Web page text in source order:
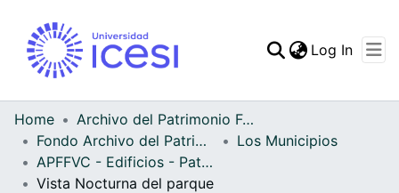
Statistics
Log In
Home
Archivo del Patrimonio Fotográfico y Fílmico del Valle del Cauca
Fondo Archivo del Patrimonio Fotográfico y Fílmico del Valle del Cauca
Los Municipios
APFFVC - Edificios - Patrimonial
Vista Nocturna del parque